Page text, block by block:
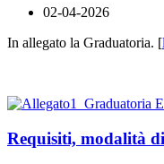
02-04-2026
In allegato la Graduatoria. [
Requisiti, modalità